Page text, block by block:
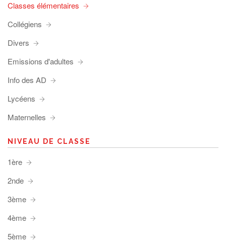
Classes élémentaires
Collégiens
Divers
Emissions d'adultes
Info des AD
Lycéens
Maternelles
NIVEAU DE CLASSE
1ère
2nde
3ème
4ème
5ème